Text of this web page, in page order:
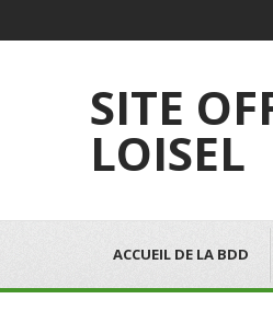
SITE
LOISEL
ACCUEIL DE LA BDD